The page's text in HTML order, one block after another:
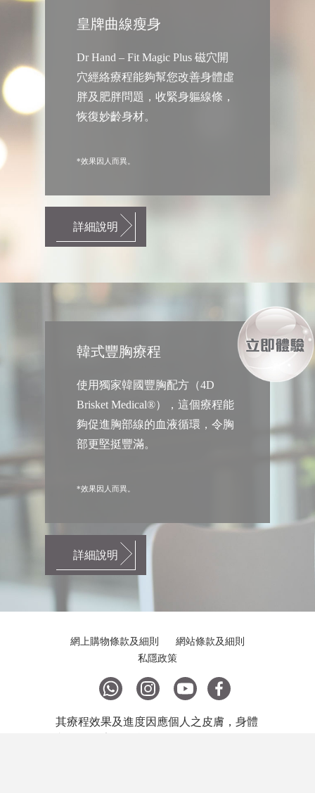
皇牌曲線瘦身
Dr Hand – Fit Magic Plus 磁穴開
穴經絡療程能夠幫您改善身體虛
胖及肥胖問題，收緊身軀線條，
恢復妙齡身材。
*效果因人而異。
詳細說明
韓式豐胸療程
使用獨家韓國豐胸配方（4D
Brisket Medical®），這個療程能
夠促進胸部線的血液循環，令胸
部更堅挺豐滿。
*效果因人而異。
詳細說明
網上購物條款及細則
網站條款及細則
私隱政策
其療程效果及進度因應個人之皮膚，身體